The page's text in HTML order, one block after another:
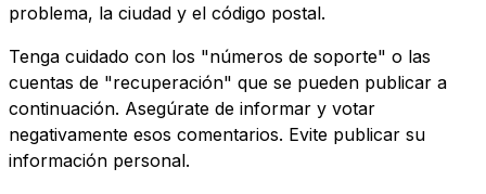
problema, la ciudad y el código postal.
Tenga cuidado con los "números de soporte" o las
cuentas de "recuperación" que se pueden publicar a
continuación. Asegúrate de informar y votar
negativamente esos comentarios. Evite publicar su
información personal.